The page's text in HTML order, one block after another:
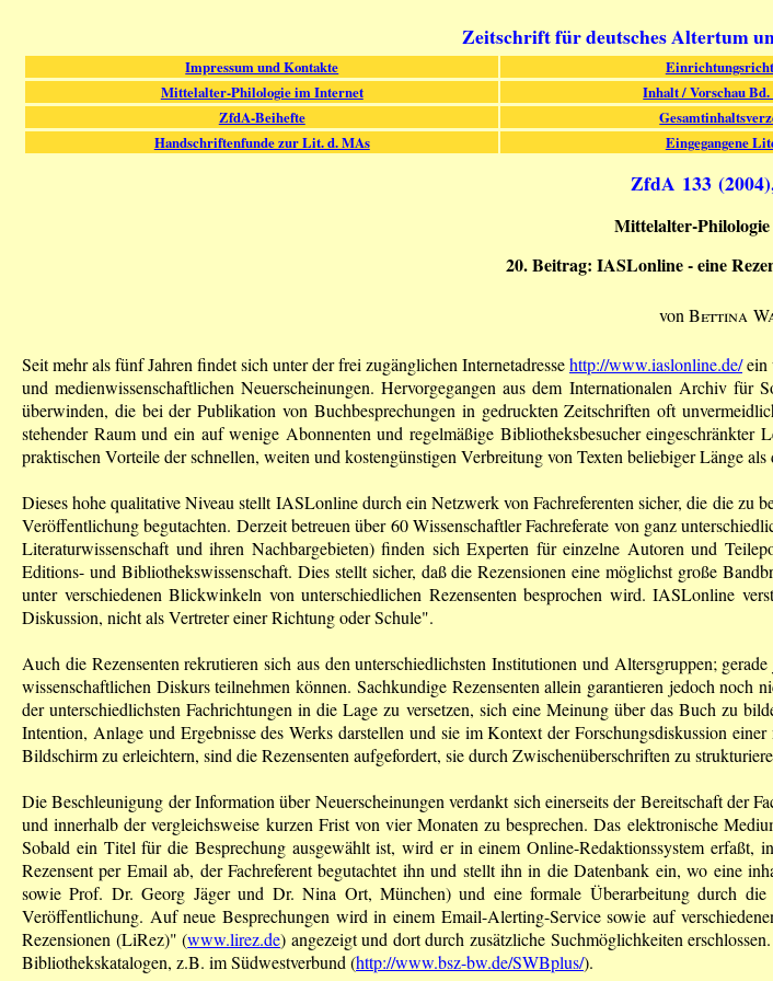
Zeitschrift für deutsches Altertum
Impressum und Kontakte
Mittelalter-Philologie im Internet
Inhalt / Vorschau Bd.
ZfdA-Beihefte
Handschriftenfunde zur Lit. d. MAs
Eingegangene
ZfdA 133
Mittelalter-
20. Beitrag: IASLonline - eine
von Bettina
Seit mehr als fünf Jahren findet sich unter der frei zugänglichen Internetadressehttp://www.iaslonline.de/ein
und medienwissenschaftlichen Neuerscheinungen. Hervorgegangen aus dem Internationalen Archiv
überwinden, die bei der Publikation von Buchbesprechungen in gedruckten Zeitschriften oft
stehender Raum und ein auf wenige Abonnenten und regelmäßige Bibliotheksbesucher
praktischen Vorteile der schnellen, weiten und kostengünstigen Verbreitung von Texten beliebiger Länge
Dieses hohe qualitative Niveau stellt IASLonline durch ein Netzwerk von Fachreferenten sicher, die die zu
Veröffentlichung begutachten. Derzeit betreuen über 60 Wissenschaftler Fachreferate von ganz
Literaturwissenschaft und ihren Nachbargebieten) finden sich Experten für einzelne Autoren und
Editions- und Bibliothekswissenschaft. Dies stellt sicher, daß die Rezensionen eine möglichst große
unter verschiedenen Blickwinkeln von unterschiedlichen Rezensenten besprochen wird. IASLonline
Diskussion, nicht als Vertreter einer Richtung oder Schule".
Auch die Rezensenten rekrutieren sich aus den unterschiedlichsten Institutionen und Altersgruppen;
wissenschaftlichen Diskurs teilnehmen können. Sachkundige Rezensenten allein garantieren jedoch
der unterschiedlichsten Fachrichtungen in die Lage zu versetzen, sich eine Meinung über das Buch zu
Intention, Anlage und Ergebnisse des Werks darstellen und sie im Kontext der Forschungsdiskussion
Bildschirm zu erleichtern, sind die Rezensenten aufgefordert, sie durch Zwischenüberschriften zu
Die Beschleunigung der Information über Neuerscheinungen verdankt sich einerseits der Bereitschaft der
und innerhalb der vergleichsweise kurzen Frist von vier Monaten zu besprechen. Das elektronische
Sobald ein Titel für die Besprechung ausgewählt ist, wird er in einem Online-Redaktionssystem erfaßt,
Rezensent per Email ab, der Fachreferent begutachtet ihn und stellt ihn in die Datenbank ein, wo eine
sowie Prof. Dr. Georg Jäger und Dr. Nina Ort, München) und eine formale Überarbeitung durch
Veröffentlichung. Auf neue Besprechungen wird in einem Email-Alerting-Service sowie auf
Rezensionen (LiRez)" (www.lirez.de) angezeigt und dort durch zusätzliche Suchmöglichkeiten
Bibliothekskatalogen, z.B. im Südwestverbund (http://www.bsz-bw.de/SWBplus/).